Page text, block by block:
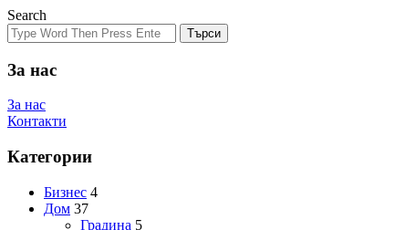
Search
Търси
За нас
За нас
Контакти
Категории
Бизнес 4
Дом 37
Градина 5